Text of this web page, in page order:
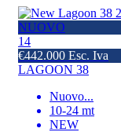
NUOVO
14
€442.000 Esc. Iva
LAGOON 38
Nuovo...
10-24 mt
NEW